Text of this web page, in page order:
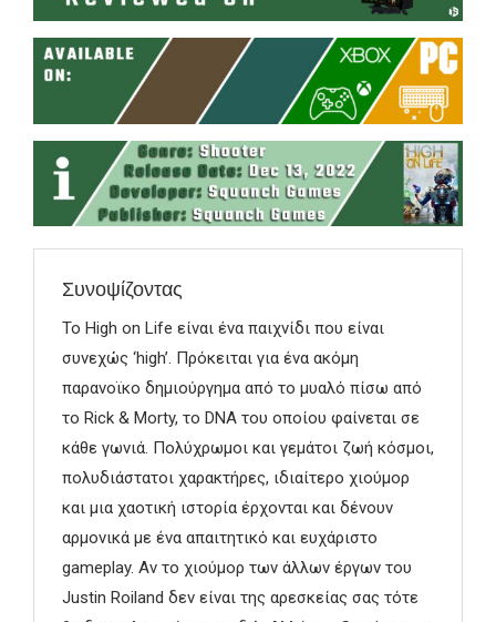
Συνοψίζοντας
Το High on Life είναι ένα παιχνίδι που είναι
συνεχώς ‘high’. Πρόκειται για ένα ακόμη
παρανοϊκο δημιούργημα από το μυαλό πίσω από
το Rick & Morty, το DNA του οποίου φαίνεται σε
κάθε γωνιά. Πολύχρωμοι και γεμάτοι ζωή κόσμοι,
πολυδιάστατοι χαρακτήρες, ιδιαίτερο χιούμορ
και μια χαοτική ιστορία έρχονται και δένουν
αρμονικά με ένα απαιτητικό και ευχάριστο
gameplay. Αν το χιούμορ των άλλων έργων του
Justin Roiland δεν είναι της αρεσκείας σας τότε